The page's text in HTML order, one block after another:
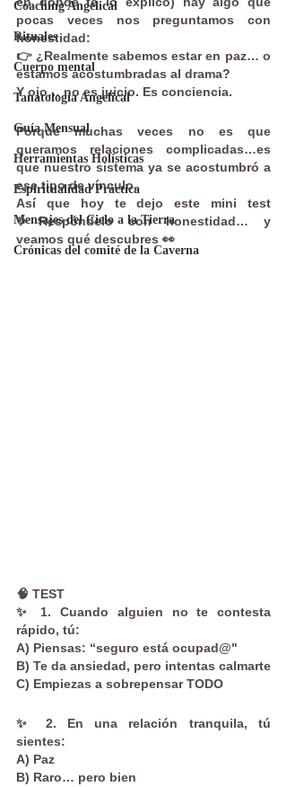
Coaching Angelical
Rituales
Cuerpo mental
Tanatología Angelical
Guía Mensual
Herramientas Holísticas
Espiritualidad Práctica
Mensajes del Cielo a la Tierra
Crónicas del comité de la Caverna
pocas veces nos preguntamos con
honestidad:
👉 ¿Realmente sabemos estar en paz… o
estamos acostumbradas al drama?
Y ojo… no es juicio. Es conciencia.
Porque muchas veces no es que
queramos relaciones complicadas…es
que nuestro sistema ya se acostumbró a
ese tipo de vínculo.
Así que hoy te dejo este mini test
✨Respóndelo con honestidad… y
veamos qué descubres 👀
🧠 TEST
✨ 1. Cuando alguien no te contesta
rápido, tú:
A) Piensas: “seguro está ocupad@"
B) Te da ansiedad, pero intentas calmarte
C) Empiezas a sobrepensar TODO
✨ 2. En una relación tranquila, tú
sientes:
A) Paz
B) Raro… pero bien